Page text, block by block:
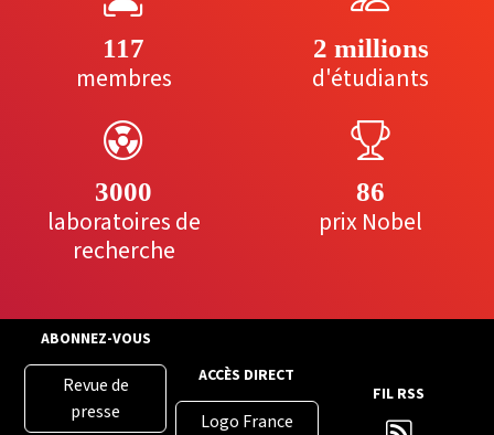
117
membres
2 millions
d'étudiants
3000
laboratoires de
recherche
86
prix Nobel
ABONNEZ-VOUS
Revue de
presse
ACCÈS DIRECT
Logo France
FIL RSS